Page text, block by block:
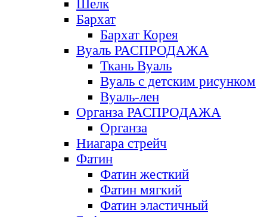
Шелк
Бархат
Бархат Корея
Вуаль РАСПРОДАЖА
Ткань Вуаль
Вуаль с детским рисунком
Вуаль-лен
Органза РАСПРОДАЖА
Органза
Ниагара стрейч
Фатин
Фатин жесткий
Фатин мягкий
Фатин элаcтичный